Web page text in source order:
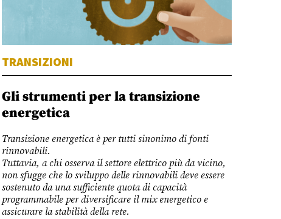
TRANSIZIONI
Gli strumenti per la transizione
energetica
Transizione energetica è per tutti sinonimo di fonti
rinnovabili.
Tuttavia, a chi osserva il settore elettrico più da vicino,
non sfugge che lo sviluppo delle rinnovabili deve essere
sostenuto da una sufficiente quota di capacità
programmabile per diversificare il mix energetico e
assicurare la stabilità della rete.